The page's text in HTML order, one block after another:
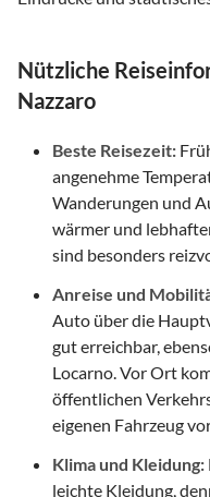
Nützliche
Nazzaro
Beste Reisezeit:
angenehme
Wanderungen und
wärmer und
sind besonders
Anreise und
Auto über die
gut erreichbar,
Locarno. Vor Ort
öffentlichen
eigenen Fahrzeug
Klima und Kleidung:
leichte Kleidung,